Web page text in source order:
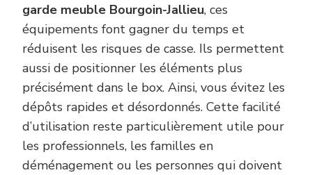
garde meuble Bourgoin-Jallieu, ces
équipements font gagner du temps et
réduisent les risques de casse. Ils permettent
aussi de positionner les éléments plus
précisément dans le box. Ainsi, vous évitez les
dépôts rapides et désordonnés. Cette facilité
d’utilisation reste particulièrement utile pour
les professionnels, les familles en
déménagement ou les personnes qui doivent